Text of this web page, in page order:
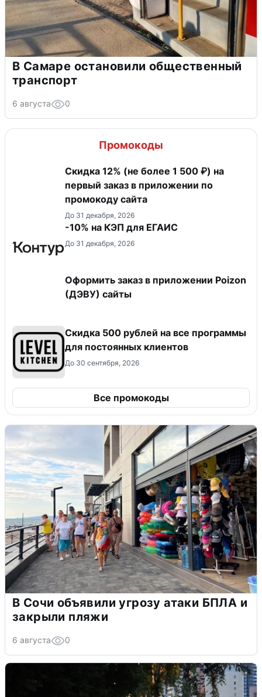
В Самаре остановили общественный
транспорт
6 августа 0
Промокоды
Скидка 12% (не более 1 500 ₽) на
первый заказ в приложении по
промокоду сайта
До 31 декабря, 2026
-10% на КЭП для ЕГАИС
До 31 декабря, 2026
Оформить заказ в приложении Poizon
(ДЭВУ) сайты
Скидка 500 рублей на все программы
для постоянных клиентов
До 30 сентября, 2026
Все промокоды
В Сочи объявили угрозу атаки БПЛА и
закрыли пляжи
6 августа 0